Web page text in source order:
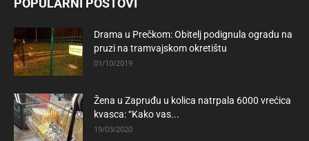
Drama u Prečkom: Obitelj podignula ogradu na
pruzi na tramvajskom okretištu
01/10/2019
Žena u Zapruđu u kolica natrpala 6000 vrećica
kvasca: “Kako vas...
19/03/2020